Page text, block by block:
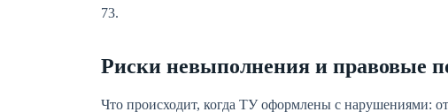
73.
Риски невыполнения и правовые
Что происходит, когда ТУ оформлены с нарушениями: